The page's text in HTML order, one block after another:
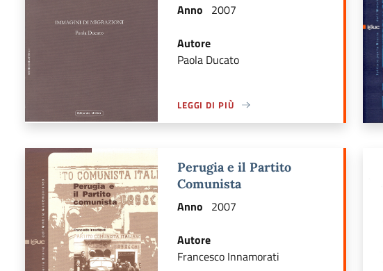
Anno 2007
Autore
Paola Ducato
LEGGI DI PIÙ
A PROPOSITO DI LEGGI DI PIÙ DI: IMMAGINI
Perugia e il Partito
Comunista
Anno 2007
Autore
Francesco Innamorati